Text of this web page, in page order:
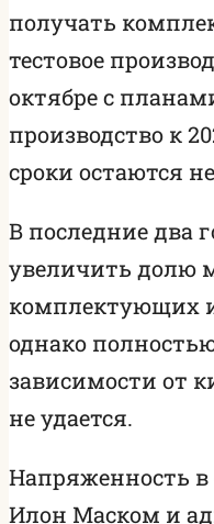
получать
тестовое
октябре с
производство к
сроки остаются
В последние два
увеличить долю
комплектующих
однако
зависимости от
не удается.
Напряженность
Илон Маском и